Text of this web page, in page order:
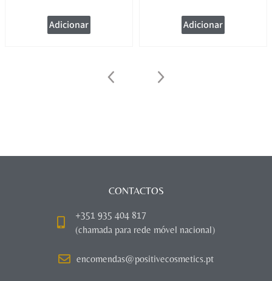
Adicionar Adicionar
CONTACTOS
+351 935 404 817
(chamada para rede móvel nacional)
encomendas@positivecosmetics.pt